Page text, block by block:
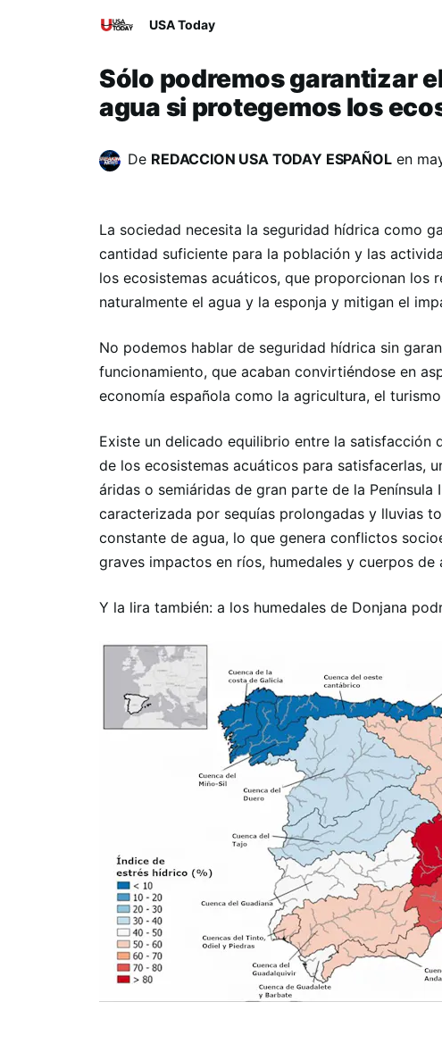
USA Today
Sólo podremos garantizar
agua si protegemos los
De REDACCION USA TODAY ESPAÑOLen
La sociedad necesita la seguridad hídrica como
cantidad suficiente para la población y las
los ecosistemas acuáticos, que proporcionan los
naturalmente el agua y la esponja y mitigan el
No podemos hablar de seguridad hídrica sin
funcionamiento, que acaban convirtiéndose en
economía española como la agricultura, el
Existe un delicado equilibrio entre la satisfacción
de los ecosistemas acuáticos para satisfacerlas,
áridas o semiáridas de gran parte de la
caracterizada por sequías prolongadas y lluvias
constante de agua, lo que genera conflictos
graves impactos en ríos, humedales y cuerpos de
Y la lira también: a los humedales de Donjana